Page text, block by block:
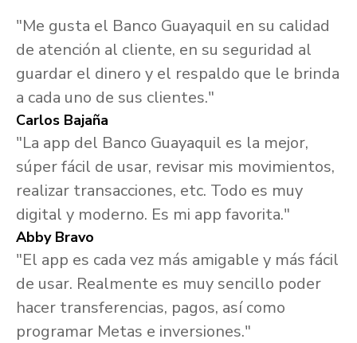
"Me gusta el Banco Guayaquil en su calidad
de atención al cliente, en su seguridad al
guardar el dinero y el respaldo que le brinda
a cada uno de sus clientes."
Carlos Bajaña
"La app del Banco Guayaquil es la mejor,
súper fácil de usar, revisar mis movimientos,
realizar transacciones, etc. Todo es muy
digital y moderno. Es mi app favorita."
Abby Bravo
"El app es cada vez más amigable y más fácil
de usar. Realmente es muy sencillo poder
hacer transferencias, pagos, así como
programar Metas e inversiones."